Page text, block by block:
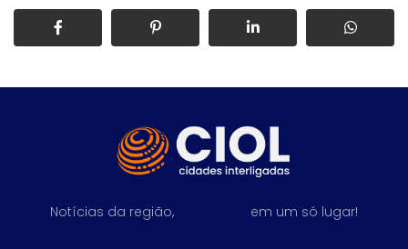
Notícias da região, em um só lugar!